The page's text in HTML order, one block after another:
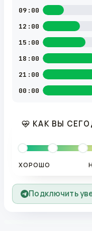
09:00
12:00
15:00
18:00
21:00
00:00
КАК ВЫ
ХОРОШО
Подключить